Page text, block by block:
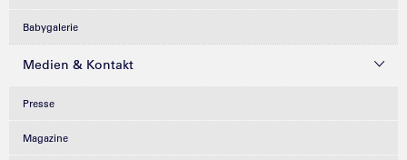
Babygalerie
Medien & Kontakt
Presse
Magazine